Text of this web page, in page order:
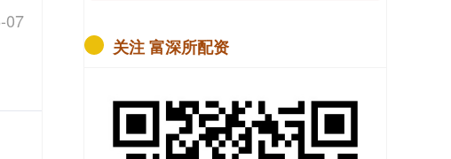
07
关注 富深所配资